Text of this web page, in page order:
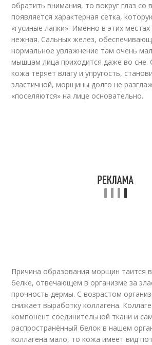
обратить внимания, то вокруг глаз со
появляется характерная сетка,
«гусиные лапки». Именно в этих
нежная. Сальных желез,
нормальное увлажнение там очень
мышцам лица приходится даже во
кожа теряет влагу и упругость,
эластичной, морщины долго не
«поселяются» на лице основательно.
Причина образования морщин таится
белке, отвечающем в организме за
прочность дермы. С возрастом
снижает выработку коллагена.
компонент соединительной ткани и
распространённый белок в нашем
коллагена мало, то кожа имеет вид